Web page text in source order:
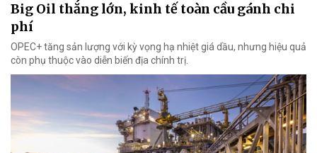
Big Oil thắng lớn, kinh tế toàn cầu gánh chi
phí
OPEC+ tăng sản lượng với kỳ vọng hạ nhiệt giá dầu, nhưng hiệu quả
còn phụ thuộc vào diễn biến địa chính trị.